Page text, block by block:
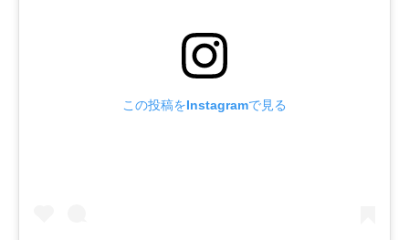
この投稿をInstagramで見る